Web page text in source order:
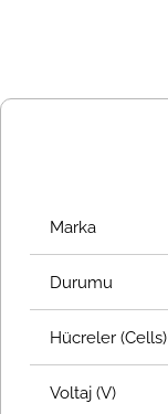
Marka
Durumu
Hücreler (Cells)
Voltaj (V)